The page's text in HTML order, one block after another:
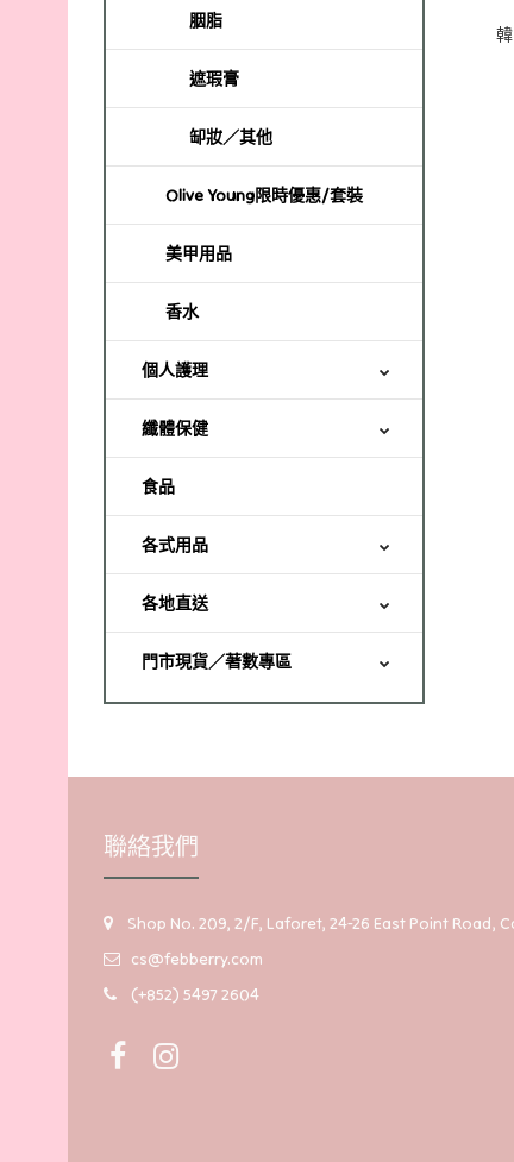
胭脂
遮瑕膏
缷妝／其他
Olive Young限時優惠/套裝
美甲用品
香水
個人護理
纖體保健
食品
各式用品
各地直送
門市現貨／著數專區
聯絡我們
Shop No. 209, 2/F, Laforet, 24-26 East Point Road,
cs@febberry.com
(+852) 5497 2604